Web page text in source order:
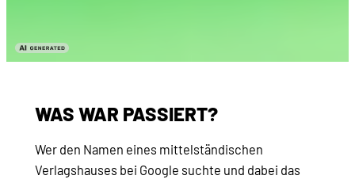
WAS WAR PASSIERT?
Wer den Namen eines mittelständischen
Verlagshauses bei Google suchte und dabei das